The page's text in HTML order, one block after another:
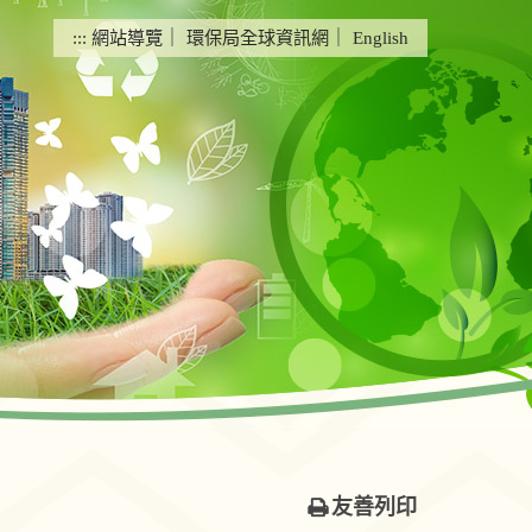
::: 網站導覽 環保局全球資訊網 English
友善列印